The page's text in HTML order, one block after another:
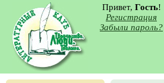
Привет, Гость!
Регистрация
Забыли пароль?